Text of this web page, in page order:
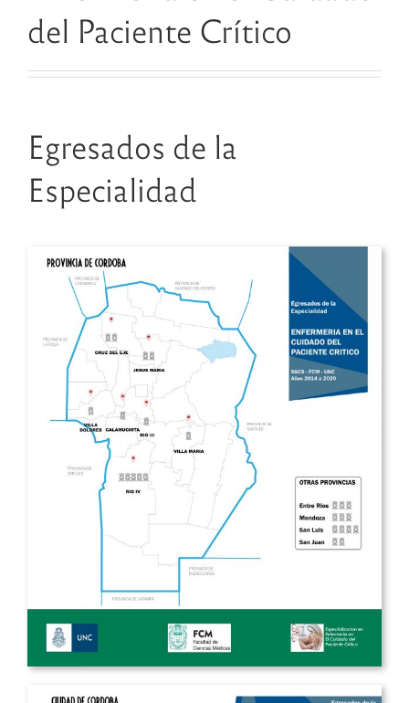
del Paciente Crítico
Egresados de la
Especialidad